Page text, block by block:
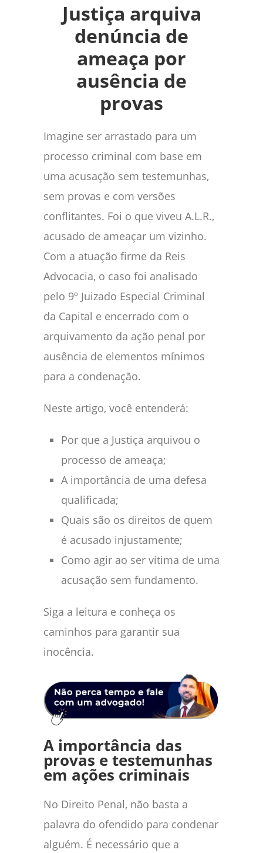
Justiça arquiva
denúncia de
ameaça por
ausência de
provas
Imagine ser arrastado para um
processo criminal com base em
uma acusação sem testemunhas,
sem provas e com versões
conflitantes. Foi o que viveu A.L.R.,
acusado de ameaçar um vizinho.
Com a atuação firme da Reis
Advocacia, o caso foi analisado
pelo 9º Juizado Especial Criminal
da Capital e encerrado com o
arquivamento da ação penal por
ausência de elementos mínimos
para a condenação.
Neste artigo, você entenderá:
Por que a Justiça arquivou o
processo de ameaça;
A importância de uma defesa
qualificada;
Quais são os direitos de quem
é acusado injustamente;
Como agir ao ser vítima de uma
acusação sem fundamento.
Siga a leitura e conheça os
caminhos para garantir sua
inocência.
A importância das
provas e testemunhas
em ações criminais
No Direito Penal, não basta a
palavra do ofendido para condenar
alguém. É necessário que a